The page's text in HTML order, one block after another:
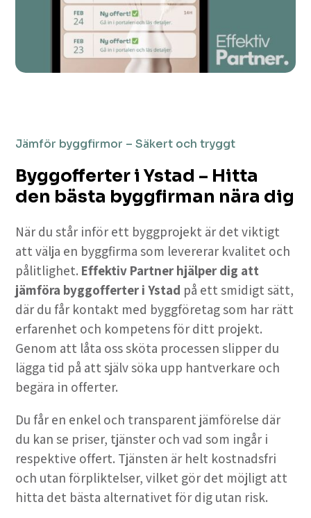
Jämför byggfirmor – Säkert och tryggt
Byggofferter i Ystad – Hitta
den bästa byggfirman nära dig
När du står inför ett byggprojekt är det viktigt
att välja en byggfirma som levererar kvalitet och
pålitlighet. Effektiv Partner hjälper dig att
jämföra byggofferter i Ystad på ett smidigt sätt,
där du får kontakt med byggföretag som har rätt
erfarenhet och kompetens för ditt projekt.
Genom att låta oss sköta processen slipper du
lägga tid på att själv söka upp hantverkare och
begära in offerter.
Du får en enkel och transparent jämförelse där
du kan se priser, tjänster och vad som ingår i
respektive offert. Tjänsten är helt kostnadsfri
och utan förpliktelser, vilket gör det möjligt att
hitta det bästa alternativet för dig utan risk.